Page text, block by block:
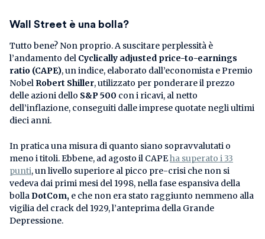
Wall Street è una bolla?
Tutto bene? Non proprio. A suscitare perplessità è
l’andamento del Cyclically adjusted price-to-earnings
ratio (CAPE), un indice, elaborato dall’economista e Premio
Nobel Robert Shiller, utilizzato per ponderare il prezzo
delle azioni dello S&P 500 con i ricavi, al netto
dell’inflazione, conseguiti dalle imprese quotate negli ultimi
dieci anni.
In pratica una misura di quanto siano sopravvalutati o
meno i titoli. Ebbene, ad agosto il CAPEha superato i 33
punti, un livello superiore al picco pre-crisi che non si
vedeva dai primi mesi del 1998, nella fase espansiva della
bollaDotCom, e che non era stato raggiunto nemmeno alla
vigilia del crack del 1929, l’anteprima della Grande
Depressione.